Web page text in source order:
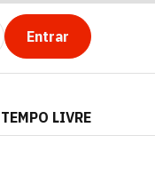
Entrar
LIVRE